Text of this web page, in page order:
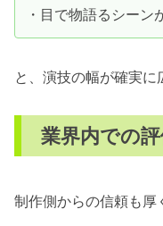
・目で物語るシーン
と、演技の幅が確実に
業界内での
制作側からの信頼も厚